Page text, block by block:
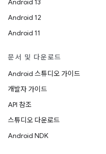
Android 13
Android 12
Android 11
문서 및 다운로드
Android 스튜디오 가이드
개발자 가이드
API 참조
스튜디오 다운로드
Android NDK